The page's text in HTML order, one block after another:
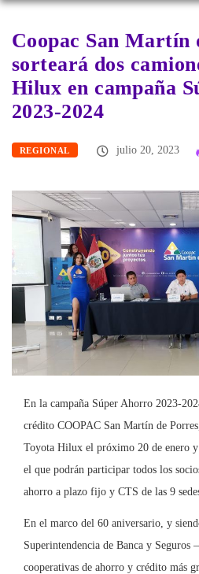
Coopac San Martín
sorteará dos
Hilux en campaña
2023-2024
REGIONAL julio 20, 2023
En la campaña Súper Ahorro 2023-
crédito COOPAC San Martín de
Toyota Hilux el próximo 20 de enero
el que podrán participar todos los
ahorro a plazo fijo y CTS de las 9
En el marco del 60 aniversario, y
Superintendencia de Banca y Seguros
cooperativas de ahorro y crédito más